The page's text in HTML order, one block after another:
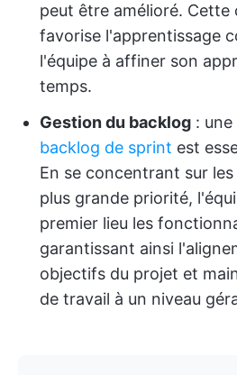
peut être amélioré. Cette
favorise l'apprentissage
l'équipe à affiner son
temps.
Gestion du backlog :
backlog de sprint est
En se concentrant sur
plus grande priorité,
premier lieu les
garantissant ainsi
objectifs du projet et
de travail à un niveau